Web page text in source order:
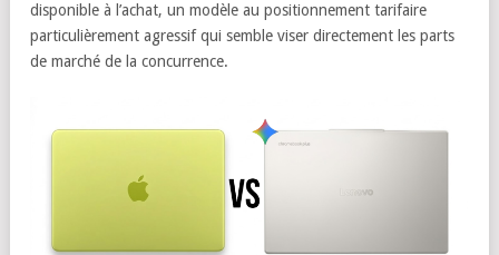
disponible à l’achat, un modèle au positionnement tarifaire
particulièrement agressif qui semble viser directement les parts
de marché de la concurrence.